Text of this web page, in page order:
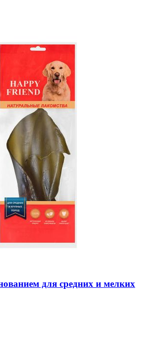
для средних и мелких